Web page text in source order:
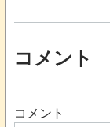
コメント
コメント